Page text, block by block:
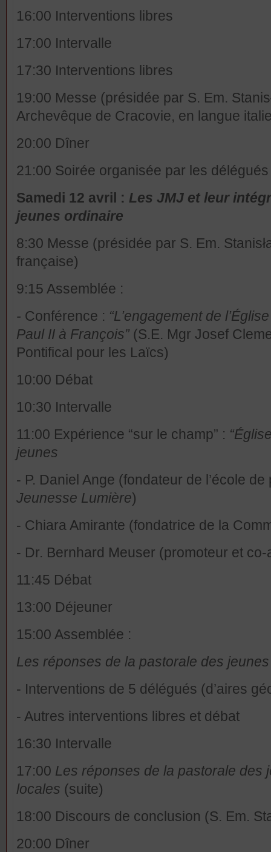
16:00 Interventions libres
17:00 Intervalle
17:30 Interventions libres
19:00 Messe (présidée par S. Em.
Archevêque de Cracovie, en langue
20:00 Dîner
21:00 Soirée organisée par les
Samedi 12 avril : Les JMJ et leur
jeunes ordinaire
8:30 Messe (présidée par S. Em.
française)
9:15 Assemblée :
- Conférence : “L’engagement de
Paul II à François” (S.E. Mgr Josef
Pontifical pour les Laïcs)
10:00 Débat
10:30 Intervalle
11:00 Expérience “sur le champ” :
jeunes
- P. Daniel Ange (fondateur de l’école
Jeunesse Lumière)
- Chiara Amirante (fondatrice de la
- Dr. Bernhard Meuser (promoteur et
11:45 Débat
13:00 Déjeuner
15:00 Assemblée :
Les réponses de la pastorale des
- Interventions de 5 délégués (d’aires
- Autres interventions libres et débat
16:30 Intervalle
17:00 Les réponses de la pastorale des
locales (suite)
18:00 Discours de conclusion (S. Em.
20:00 Dîner